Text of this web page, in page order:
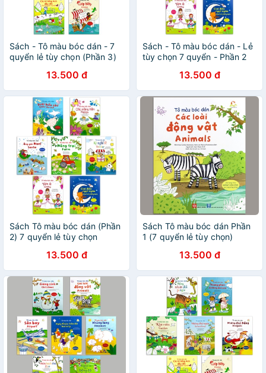
Sách - Tô màu bóc dán - 7
quyển lẻ tùy chọn (Phần 3)
13.500 đ
Sách - Tô màu bóc dán - Lẻ
tùy chọn 7 quyển - Phần 2
13.500 đ
Sách Tô màu bóc dán (Phần
2) 7 quyển lẻ tùy chọn
13.500 đ
Sách Tô màu bóc dán Phần
1 (7 quyển lẻ tùy chọn)
13.500 đ